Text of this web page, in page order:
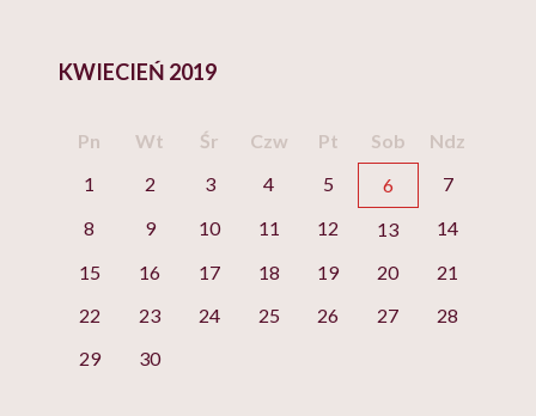
KWIECIEŃ 2019
Pn Wt Śr Czw Pt Sob
Ndz
1
2 3 4 5 6
7
8
9 10 11 12 13
14
15
16 17 18 19 20
21
22
23 24 25 26 27
28
29
30